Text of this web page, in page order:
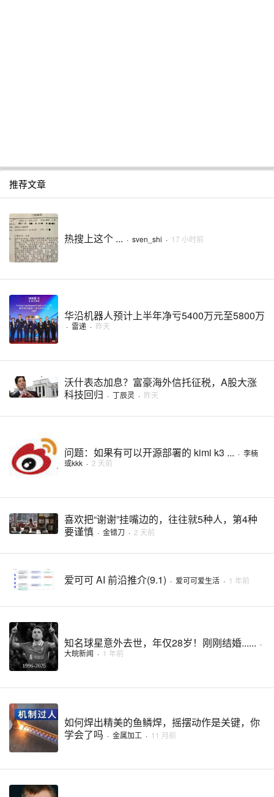
推荐文章
热搜上这个 ... · sven_shi · 17 小时前
华沿机器人预计上半年净亏5400万元至5800万
· 雷递 · 昨天
沃什表态加息？富豪海外信托征税，A股大涨
科技回归 · 丁辰灵 · 昨天
问题：如果有可以开源部署的 kimi k3 ... · 李楠
或kkk · 2 天前
喜欢把“谢谢”挂嘴边的，往往就5种人，第4种
要谨慎 · 金错刀 · 2 天前
爱可可 AI 前沿推介(9.1) · 爱可可爱生活 · 1 年前
知名球星意外去世，年仅28岁！刚刚结婚...... ·
大皖新闻 · 1 年前
如何焊出精美的鱼鳞焊，摇摆动作是关键，你
学会了吗 · 金属加工 · 11 月前